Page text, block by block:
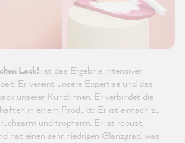
Lack! ist das Ergebnis intensiver
Er vereint unsere Expertise und das
unserer Kund:innen. Er verbindet die
in einem Produkt: Er ist einfach zu
und tropfarm. Er ist robust,
hat einen sehr niedrigen Glanzgrad, was